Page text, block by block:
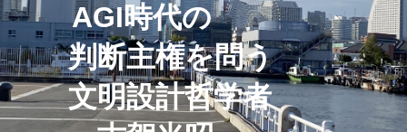
AGI時代の
判断主権を問う
文明設計哲学者